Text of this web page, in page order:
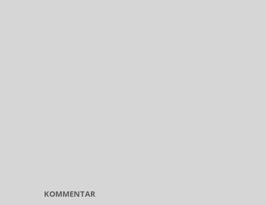
KOMMENTAR